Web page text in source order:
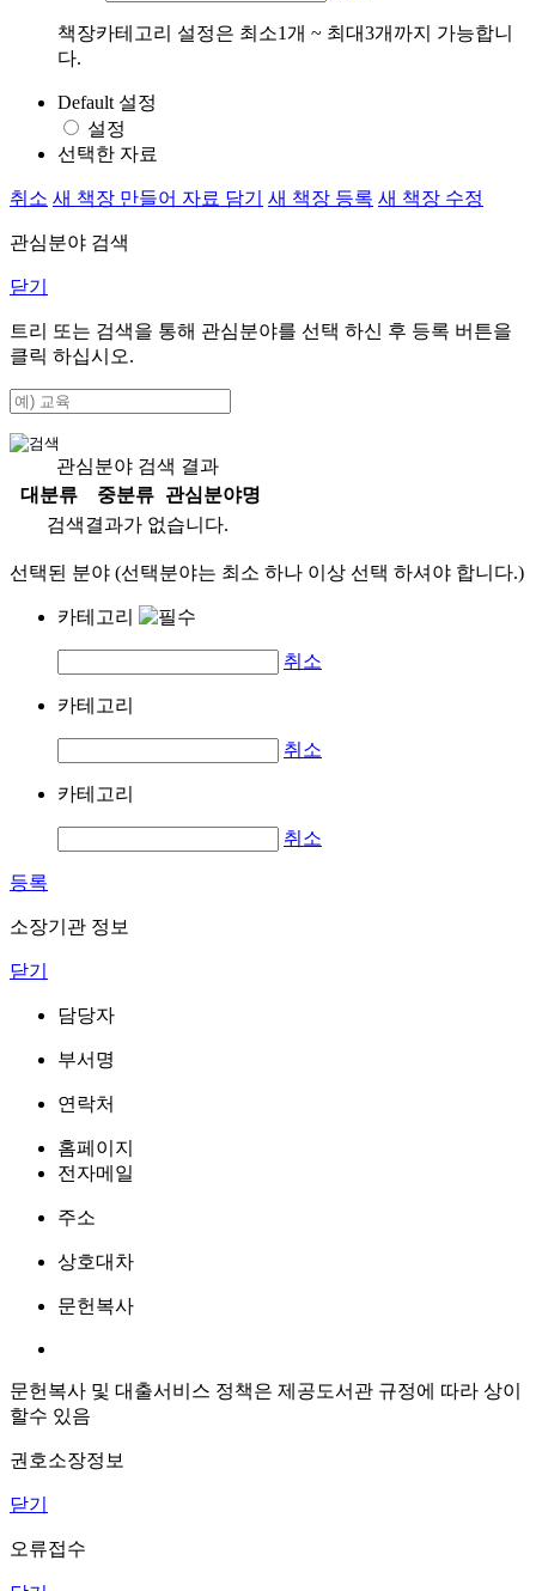
책장카테고리 설정은 최소1개 ~ 최대3개까지 가능합니
다.
Default 설정
설정
선택한 자료
취소 새 책장 만들어 자료 담기 새 책장 등록 새 책장 수정
관심분야 검색
닫기
트리 또는 검색을 통해 관심분야를 선택 하신 후 등록 버튼을
클릭 하십시오.
관심분야 검색 결과
대분류
중분류
관심분야명
검색결과가 없습니다.
선택된 분야 (선택분야는 최소 하나 이상 선택 하셔야 합니다.)
카테고리
취소
카테고리
취소
카테고리
취소
등록
소장기관 정보
닫기
담당자
부서명
연락처
홈페이지
전자메일
주소
상호대차
문헌복사
문헌복사 및 대출서비스 정책은 제공도서관 규정에 따라 상이
할수 있음
권호소장정보
닫기
오류접수